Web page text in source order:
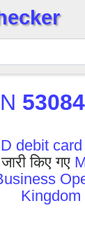
debit card
जारी किए गए
Kingdom